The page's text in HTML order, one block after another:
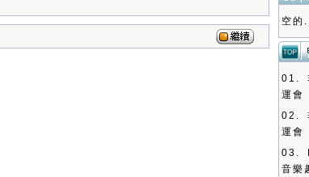
空的
01.
運會
02.
運會
03.
音樂